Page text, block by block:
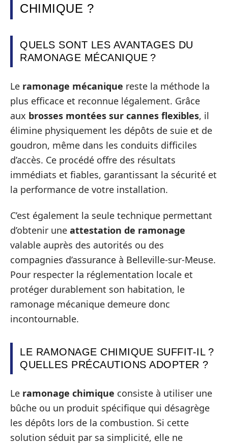
CHIMIQUE ?
QUELS SONT LES AVANTAGES DU
RAMONAGE MÉCANIQUE ?
Le ramonage mécanique reste la méthode la
plus efficace et reconnue légalement. Grâce
aux brosses montées sur cannes flexibles, il
élimine physiquement les dépôts de suie et de
goudron, même dans les conduits difficiles
d’accès. Ce procédé offre des résultats
immédiats et fiables, garantissant la sécurité et
la performance de votre installation.
C’est également la seule technique permettant
d’obtenir une attestation de ramonage
valable auprès des autorités ou des
compagnies d’assurance à Belleville-sur-Meuse.
Pour respecter la réglementation locale et
protéger durablement son habitation, le
ramonage mécanique demeure donc
incontournable.
LE RAMONAGE CHIMIQUE SUFFIT-IL ?
QUELLES PRÉCAUTIONS ADOPTER ?
Le ramonage chimique consiste à utiliser une
bûche ou un produit spécifique qui désagrège
les dépôts lors de la combustion. Si cette
solution séduit par sa simplicité, elle ne